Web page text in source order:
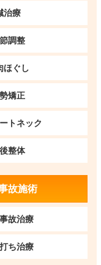
治療
調整
ほぐし
矯正
トネック
整体
故施術
故治療
ち治療